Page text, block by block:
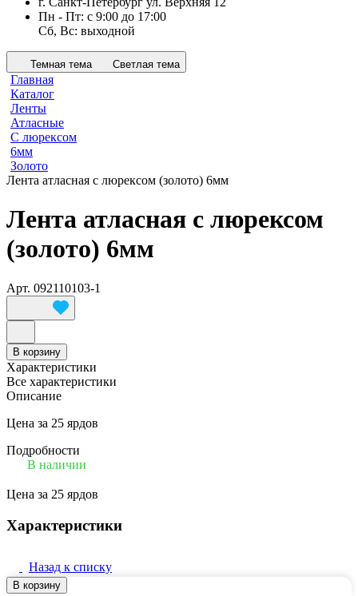
Пн - Пт: с 9:00 до 17:00
Сб, Вс: выходной
Темная тема Светлая тема
Главная
Каталог
Ленты
Атласные
С люрексом
6мм
Золото
Лента атласная с люрексом (золото) 6мм
Лента атласная с люрексом
(золото) 6мм
Арт. 092110103-1
В корзину
Характеристики
Все характеристики
Описание
Цена за 25 ярдов
Подробности
В наличии
Цена за 25 ярдов
Характеристики
Назад к списку
В корзину